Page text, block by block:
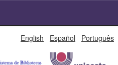
English Español Português